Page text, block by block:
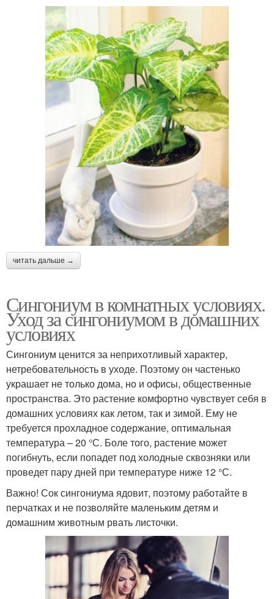
читать дальше →
Сингониум в комнатных условиях.
Уход за сингониумом в домашних
условиях
Сингониум ценится за неприхотливый характер,
нетребовательность в уходе. Поэтому он частенько
украшает не только дома, но и офисы, общественные
пространства. Это растение комфортно чувствует себя в
домашних условиях как летом, так и зимой. Ему не
требуется прохладное содержание, оптимальная
температура – 20 °С. Боле того, растение может
погибнуть, если попадет под холодные сквозняки или
проведет пару дней при температуре ниже 12 °С.
Важно! Сок сингониума ядовит, поэтому работайте в
перчатках и не позволяйте маленьким детям и
домашним животным рвать листочки.